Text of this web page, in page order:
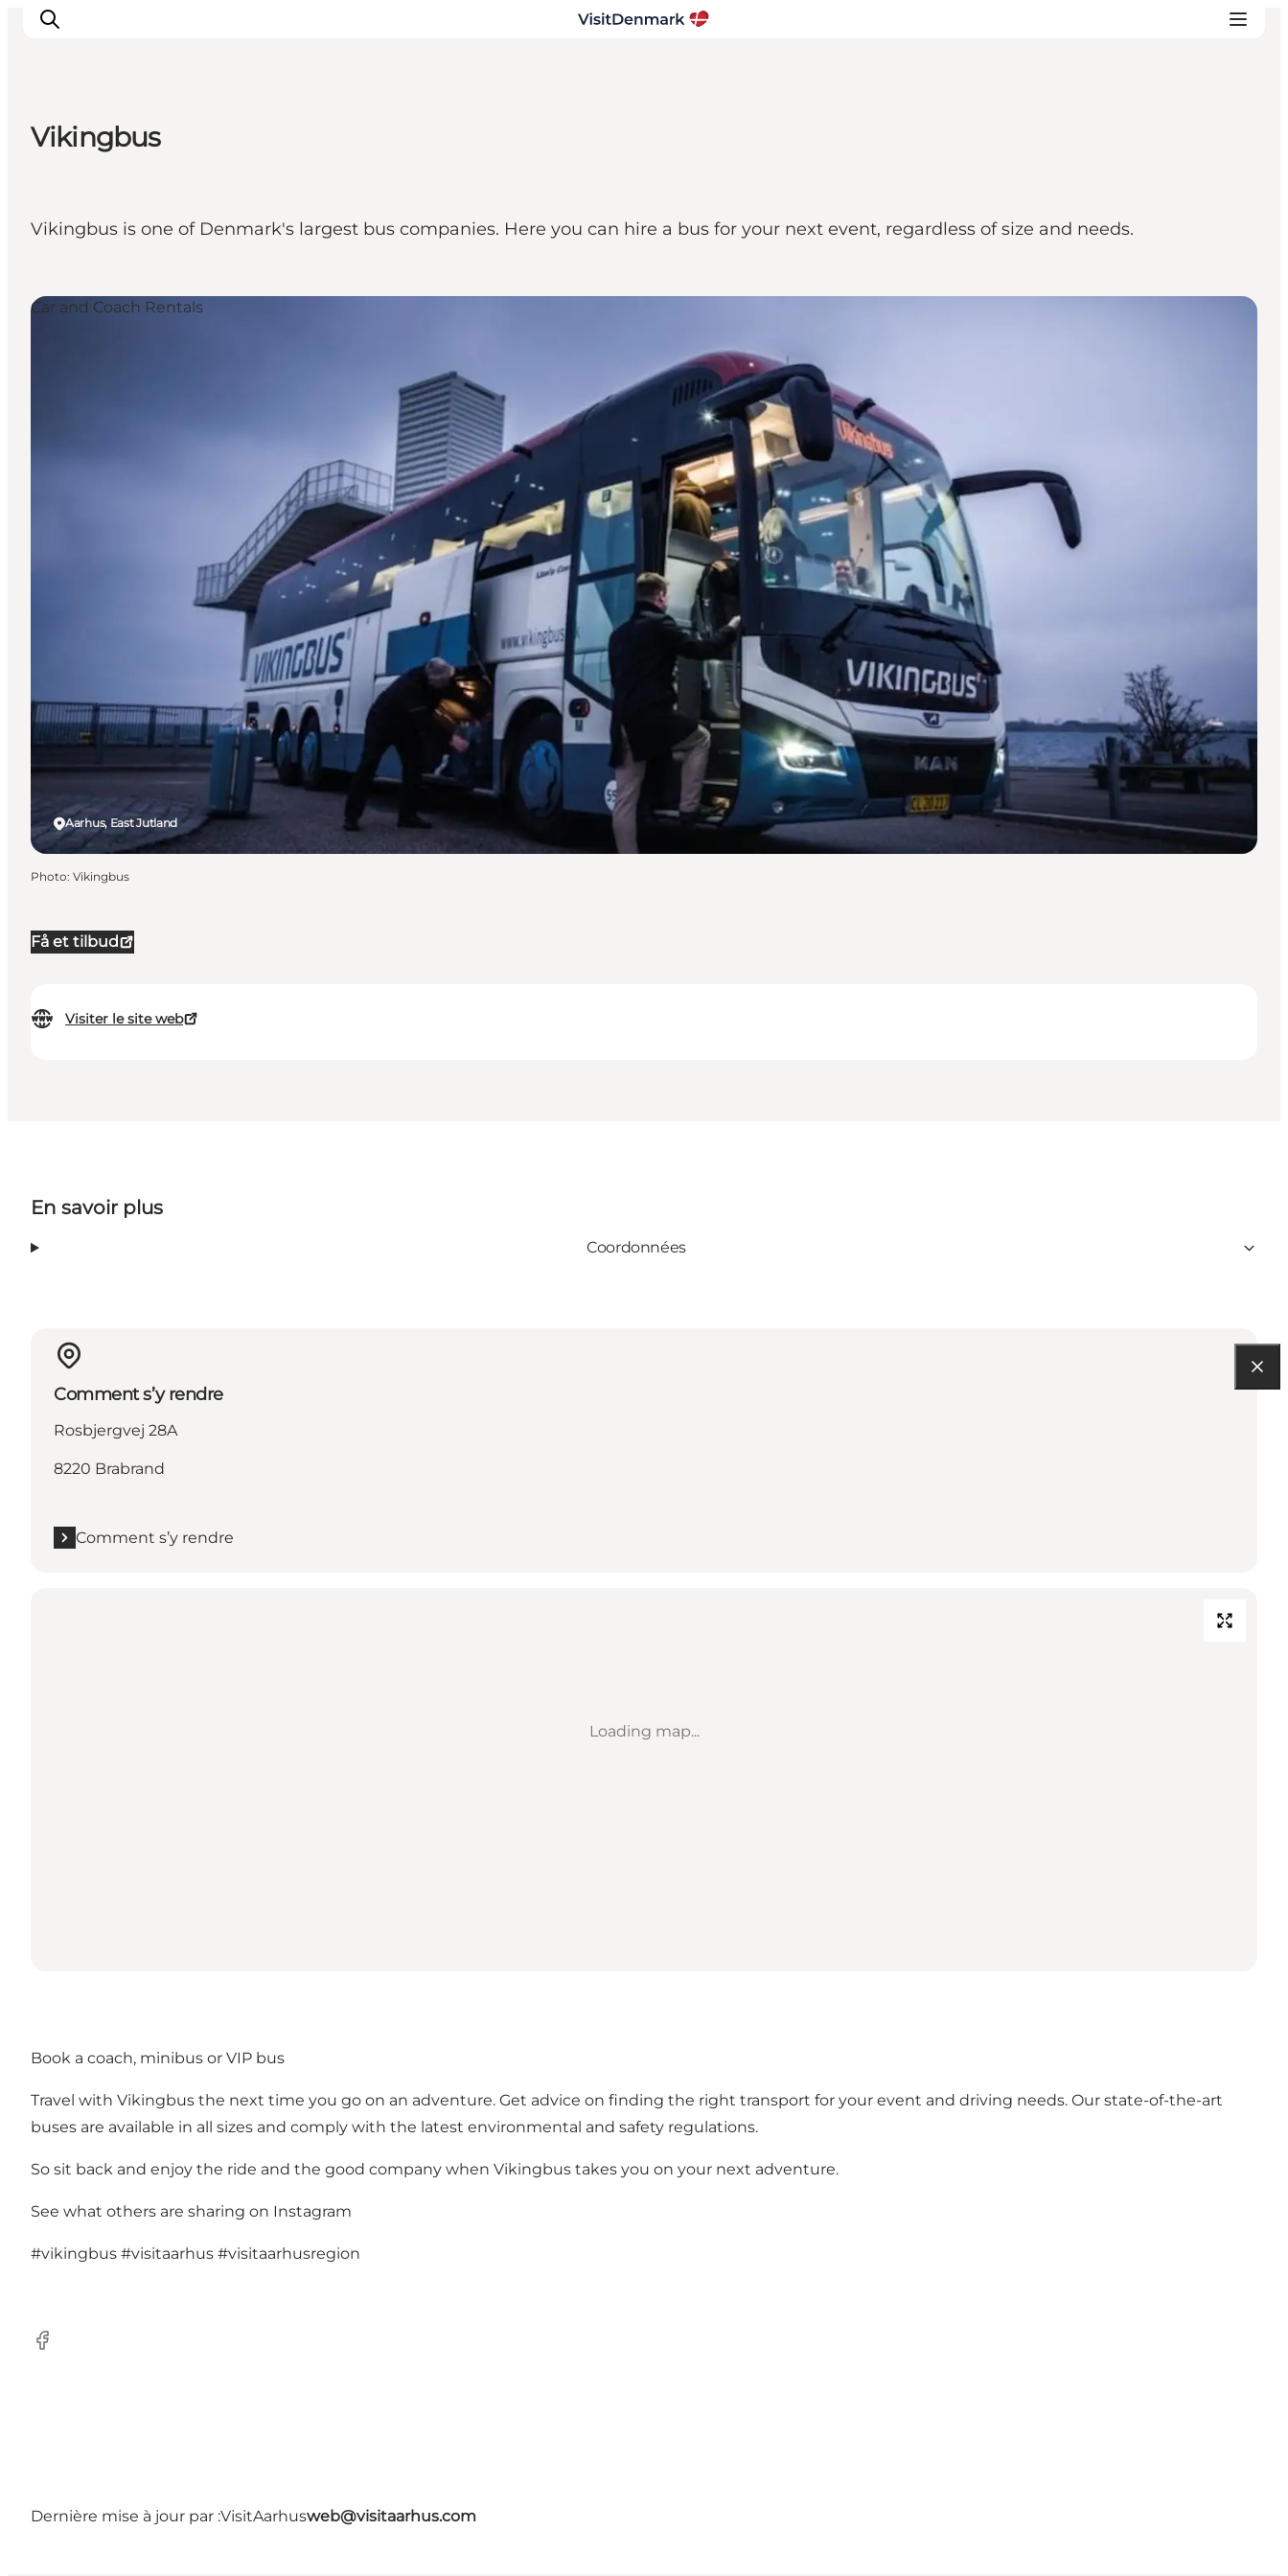
Quoi faire
Hébergements
Vikingbus
Vikingbus is one of Denmark's largest bus companies. Here you can hire a bus for your next event, regardless of size and needs.
Få et tilbud
Visiter le site web
Aarhus, East Jutland
Car and Coach Rentals
Photo: Vikingbus
En savoir plus
Coordonnées
Comment s’y rendre
Rosbjergvej 28A
8220 Brabrand
Comment s’y rendre
Loading map...
Book a coach, minibus or VIP bus
Travel with Vikingbus the next time you go on an adventure. Get advice on finding the right transport for your event and driving needs. Our state-of-the-art
buses are available in all sizes and comply with the latest environmental and safety regulations.
So sit back and enjoy the ride and the good company when Vikingbus takes you on your next adventure.
See what others are sharing on Instagram
#vikingbus #visitaarhus #visitaarhusregion
Facebook
Dernière mise à jour par :VisitAarhusweb@visitaarhus.com